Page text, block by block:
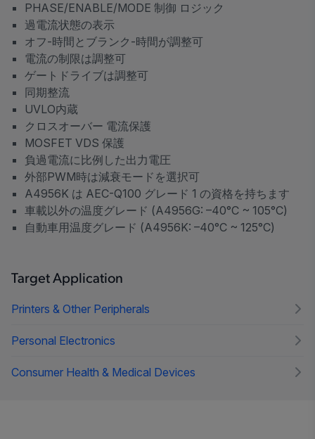
PHASE/ENABLE/MODE 制御 ロジック
過電流状態の表示
オフ-時間とブランク-時間が調整可
電流の制限は調整可
ゲートドライブは調整可
同期整流
UVLO内蔵
クロスオーバー 電流保護
MOSFET VDS 保護
負過電流に比例した出力電圧
外部PWM時は減衰モードを選択可
A4956K は AEC-Q100 グレード 1 の資格を持ちます
車載以外の温度グレード (A4956G: –40°C ~ 105°C)
自動車用温度グレード (A4956K: –40°C ~ 125°C)
Target Application
Printers & Other Peripherals
Personal Electronics
Consumer Health & Medical Devices